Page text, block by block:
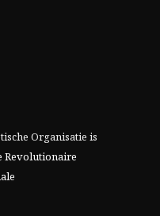
Organisatie is
Revolutionaire